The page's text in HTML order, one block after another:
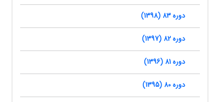
دوره 83 (1398)
دوره 82 (1397)
دوره 81 (1396)
دوره 80 (1395)